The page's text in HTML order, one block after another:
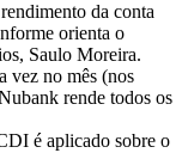
da conta
orienta o
Saulo Moreira.
vez no mês (nos
rende todos os
é aplicado sobre o